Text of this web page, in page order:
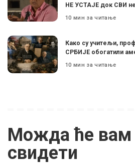
НЕ УСТАЈЕ док СВИ
10 мин за читање
Како су учитељи,
СРБИЈЕ обогатили
10 мин за читање
Можда ће вам
свидети